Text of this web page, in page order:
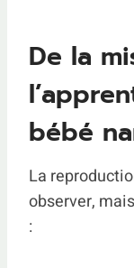
De la
bébé
La
observer,
: